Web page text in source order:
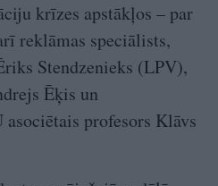
krīzes apstākļos – par
reklāmas speciālists,
Stendzenieks (LPV),
Ēķis un
profesors Klāvs